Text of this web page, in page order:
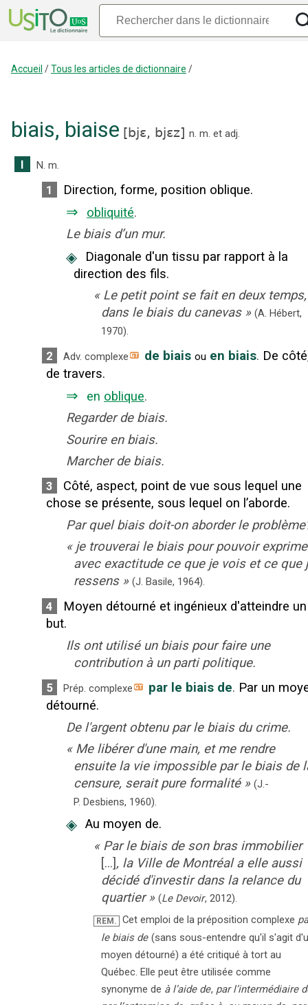
Accueil /Tous les articles de dictionnaire /
biais, biaise [bjɛ, bjɛz] n. m. et adj.
I N. m.
1 Direction, forme, position oblique.
⇒ obliquité.
Le biais d’un mur.
◈
Diagonale d'un tissu par rapport à la
direction des fils.
« Le petit point se fait en deux temps,
dans le biais du canevas » (A. Hébert,
1970).
2 Adv. complexe de biais ou en biais. De
de travers.
⇒ en oblique.
Regarder de biais.
Sourire en biais.
Marcher de biais.
3
Côté, aspect, point de vue sous lequel une
chose se présente, sous lequel on l’aborde.
Par quel biais doit-on aborder le
« je trouverai le biais pour pouvoir
avec exactitude ce que je vois et ce que
ressens » (J. Basile, 1964).
4
Moyen détourné et ingénieux d'atteindre un
but.
Ils ont utilisé un biais pour faire une
contribution à un parti politique.
5 Prép. complexe par le biais de. Par un
détourné.
De l'argent obtenu par le biais du crime.
« Me libérer d'une main, et me rendre
ensuite la vie impossible par le biais de
censure, serait pure formalité » (J.-
P. Desbiens, 1960).
◈ Au moyen de.
« Par le biais de son bras immobilier
[...], la Ville de Montréal a elle aussi
décidé d'investir dans la relance du
quartier » (Le Devoir, 2012).
REM. Cet emploi de la préposition complexe
le biais de (sans sous-entendre qu'il s'agit
moyen détourné) a été critiqué à tort au
Québec. Elle peut être utilisée comme
synonyme de à l’aide de, par l’intermédiaire